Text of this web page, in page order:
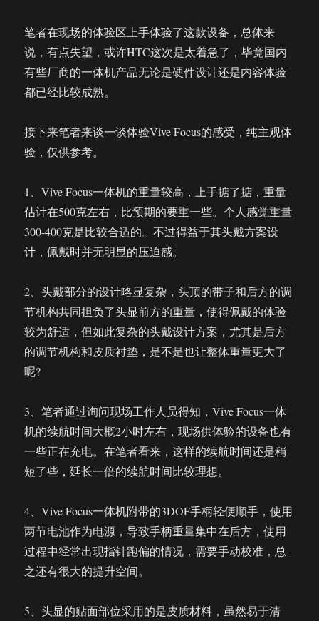
笔者在现场的体验区上手体验了这款设备，总体来
说，有点失望，或许HTC这次是太着急了，毕竟国内
有些厂商的一体机产品无论是硬件设计还是内容体验
都已经比较成熟。
接下来笔者来谈一谈体验Vive Focus的感受，纯主观体
验，仅供参考。
1、Vive Focus一体机的重量较高，上手掂了掂，重量
估计在500克左右，比预期的要重一些。个人感觉重量
300-400克是比较合适的。不过得益于其头戴方案设
计，佩戴时并无明显的压迫感。
2、头戴部分的设计略显复杂，头顶的带子和后方的调
节机构共同担负了头显前方的重量，使得佩戴的体验
较为舒适，但如此复杂的头戴设计方案，尤其是后方
的调节机构和皮质衬垫，是不是也让整体重量更大了
呢?
3、笔者通过询问现场工作人员得知，Vive Focus一体
机的续航时间大概2小时左右，现场供体验的设备也有
一些正在充电。在笔者看来，这样的续航时间还是稍
短了些，延长一倍的续航时间比较理想。
4、Vive Focus一体机附带的3DOF手柄轻便顺手，使用
两节电池作为电源，导致手柄重量集中在后方，使用
过程中经常出现指针跑偏的情况，需要手动校准，总
之还有很大的提升空间。
5、头显的贴面部位采用的是皮质材料，虽然易于清